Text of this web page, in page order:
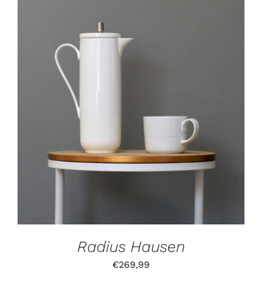
Radius Hausen
€269,99